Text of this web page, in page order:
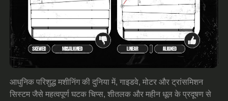
आधुनिक परिशुद्ध मशीनिंग की दुनिया में, गाइडवे, मोटर और ट्रांसमिशन
सिस्टम जैसे महत्वपूर्ण घटक चिप्स, शीतलक और महीन धूल के प्रदूषण से